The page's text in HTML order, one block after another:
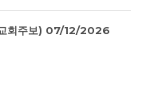
주보) 07/12/2026